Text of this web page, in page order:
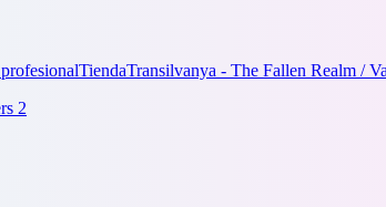
TiendaTransilvanya - The Fallen Realm /